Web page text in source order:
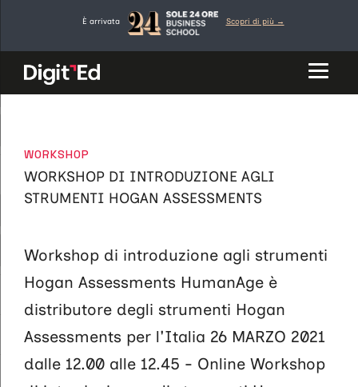
contenuto
È arrivata Scopri di più →
Workshop
CATEGORIE
WORKSHOP
WORKSHOP DI INTRODUZIONE AGLI
STRUMENTI HOGAN ASSESSMENTS
Workshop di introduzione agli strumenti
Hogan Assessments HumanAge è
distributore degli strumenti Hogan
Assessments per l'Italia 26 MARZO 2021
dalle 12.00 alle 12.45 - Online Workshop